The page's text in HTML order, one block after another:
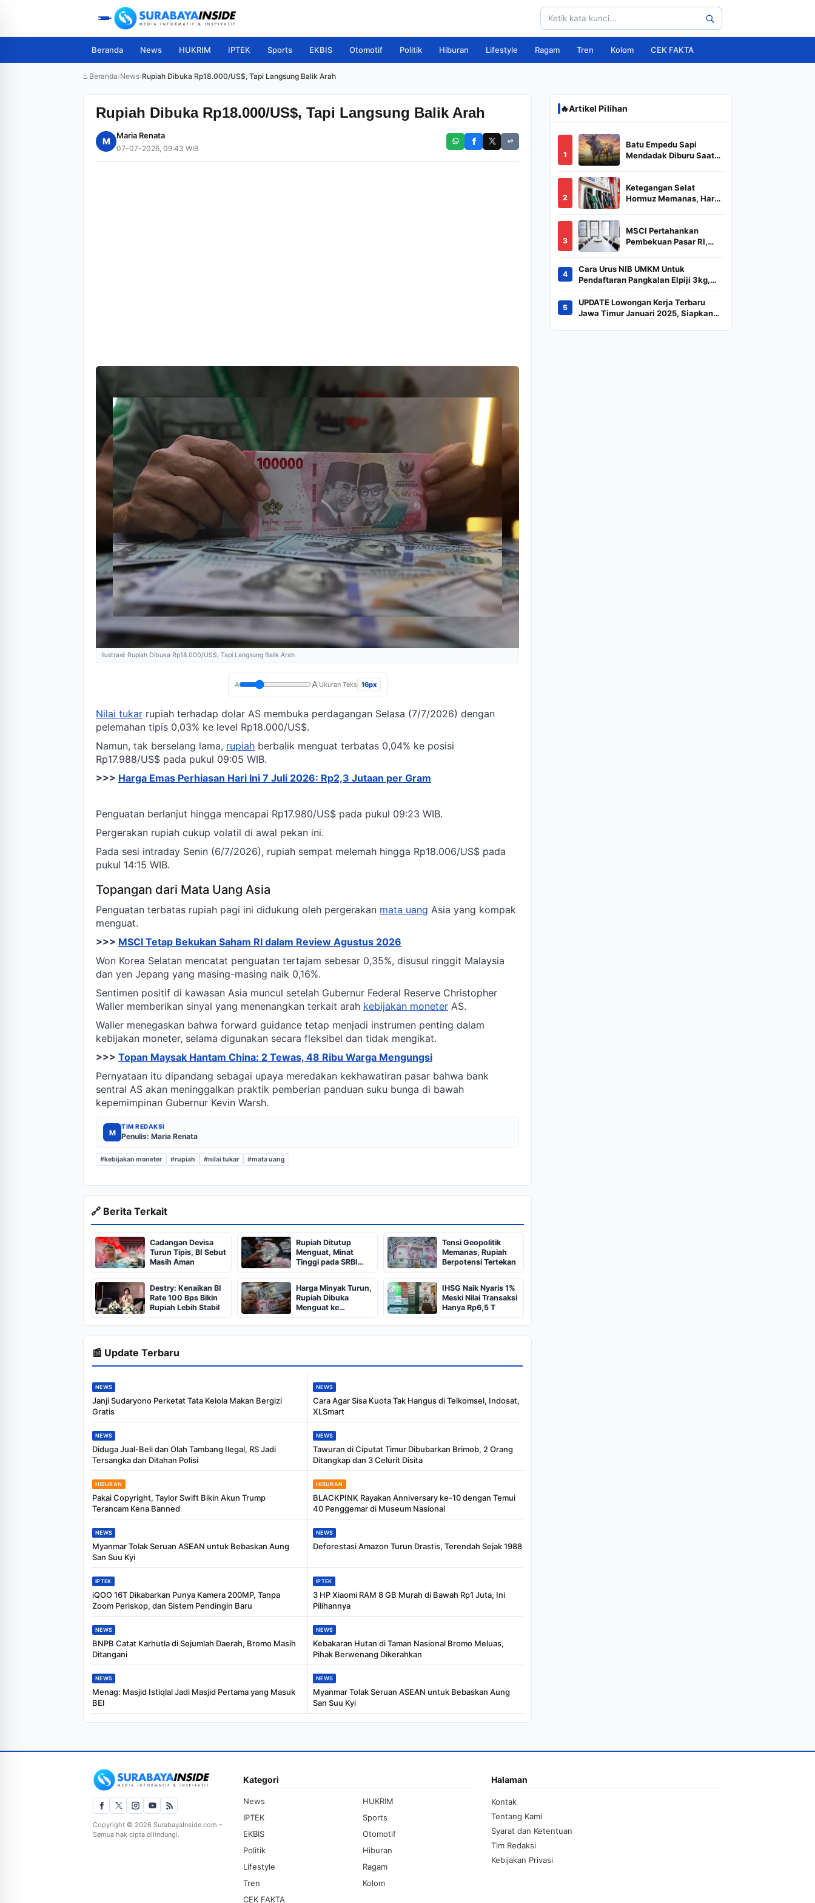
Beranda News HUKRIM IPTEK Sports EKBIS Otomotif Politik Hiburan Lifestyle Ragam Tren Kolom CEK FAKTA
⌂ Beranda›News›Rupiah Dibuka Rp18.000/US$, Tapi Langsung Balik Arah
Rupiah Dibuka Rp18.000/US$, Tapi Langsung Balik Arah
M
Maria Renata
07-07-2026, 09:43 WIB
Ilustrasi: Rupiah Dibuka Rp18.000/US$, Tapi Langsung Balik Arah
A A Ukuran Teks 16px
Nilai tukar rupiah terhadap dolar AS membuka perdagangan Selasa (7/7/2026) dengan
pelemahan tipis 0,03% ke level Rp18.000/US$.
Namun, tak berselang lama, rupiah berbalik menguat terbatas 0,04% ke posisi
Rp17.988/US$ pada pukul 09:05 WIB.
>>> Harga Emas Perhiasan Hari Ini 7 Juli 2026: Rp2,3 Jutaan per Gram
Penguatan berlanjut hingga mencapai Rp17.980/US$ pada pukul 09:23 WIB.
Pergerakan rupiah cukup volatil di awal pekan ini.
Pada sesi intraday Senin (6/7/2026), rupiah sempat melemah hingga Rp18.006/US$ pada
pukul 14:15 WIB.
Topangan dari Mata Uang Asia
Penguatan terbatas rupiah pagi ini didukung oleh pergerakan mata uang Asia yang kompak
menguat.
>>> MSCI Tetap Bekukan Saham RI dalam Review Agustus 2026
Won Korea Selatan mencatat penguatan tertajam sebesar 0,35%, disusul ringgit Malaysia
dan yen Jepang yang masing-masing naik 0,16%.
Sentimen positif di kawasan Asia muncul setelah Gubernur Federal Reserve Christopher
Waller memberikan sinyal yang menenangkan terkait arah kebijakan moneter AS.
Waller menegaskan bahwa forward guidance tetap menjadi instrumen penting dalam
kebijakan moneter, selama digunakan secara fleksibel dan tidak mengikat.
>>> Topan Maysak Hantam China: 2 Tewas, 48 Ribu Warga Mengungsi
Pernyataan itu dipandang sebagai upaya meredakan kekhawatiran pasar bahwa bank
sentral AS akan meninggalkan praktik pemberian panduan suku bunga di bawah
kepemimpinan Gubernur Kevin Warsh.
M
TIM REDAKSI
Penulis: Maria Renata
#kebijakan moneter #rupiah #nilai tukar #mata uang
🔗 Berita Terkait
Cadangan Devisa
Turun Tipis, BI Sebut
Masih Aman
Rupiah Ditutup
Menguat, Minat
Tinggi pada SRBI
Topang Sentimen
Tensi Geopolitik
Memanas, Rupiah
Berpotensi Tertekan
Destry: Kenaikan BI
Rate 100 Bps Bikin
Rupiah Lebih Stabil
Harga Minyak Turun,
Rupiah Dibuka
Menguat ke
Rp18.057/US$
IHSG Naik Nyaris 1%
Meski Nilai Transaksi
Hanya Rp6,5 T
📰 Update Terbaru
NEWS
Janji Sudaryono Perketat Tata Kelola Makan Bergizi
Gratis
NEWS
Cara Agar Sisa Kuota Tak Hangus di Telkomsel, Indosat,
XLSmart
NEWS
Diduga Jual-Beli dan Olah Tambang Ilegal, RS Jadi
Tersangka dan Ditahan Polisi
NEWS
Tawuran di Ciputat Timur Dibubarkan Brimob, 2 Orang
Ditangkap dan 3 Celurit Disita
HIBURAN
Pakai Copyright, Taylor Swift Bikin Akun Trump
Terancam Kena Banned
HIBURAN
BLACKPINK Rayakan Anniversary ke-10 dengan Temui
40 Penggemar di Museum Nasional
NEWS
Myanmar Tolak Seruan ASEAN untuk Bebaskan Aung
San Suu Kyi
NEWS
Deforestasi Amazon Turun Drastis, Terendah Sejak 1988
IPTEK
iQOO 16T Dikabarkan Punya Kamera 200MP, Tanpa
Zoom Periskop, dan Sistem Pendingin Baru
IPTEK
3 HP Xiaomi RAM 8 GB Murah di Bawah Rp1 Juta, Ini
Pilihannya
NEWS
BNPB Catat Karhutla di Sejumlah Daerah, Bromo Masih
Ditangani
NEWS
Kebakaran Hutan di Taman Nasional Bromo Meluas,
Pihak Berwenang Dikerahkan
NEWS
Menag: Masjid Istiqlal Jadi Masjid Pertama yang Masuk
BEI
NEWS
Myanmar Tolak Seruan ASEAN untuk Bebaskan Aung
San Suu Kyi
🔥Artikel Pilihan
1
Batu Empedu Sapi
Mendadak Diburu Saat
Puluhan Juta
2
Ketegangan Selat
Hormuz Memanas, Harga
3
MSCI Pertahankan
Pembekuan Pasar RI,
Indeks
4
Cara Urus NIB UMKM Untuk
Pendaftaran Pangkalan Elpiji 3kg,
Kilogram
5
UPDATE Lowongan Kerja Terbaru
Jawa Timur Januari 2025, Siapkan
Copyright © 2026 SurabayaInside.com –
Semua hak cipta dilindungi.
Kategori
News
HUKRIM
IPTEK
Sports
EKBIS
Otomotif
Politik
Hiburan
Lifestyle
Ragam
Tren
Kolom
CEK FAKTA
Halaman
Kontak
Tentang Kami
Syarat dan Ketentuan
Tim Redaksi
Kebijakan Privasi